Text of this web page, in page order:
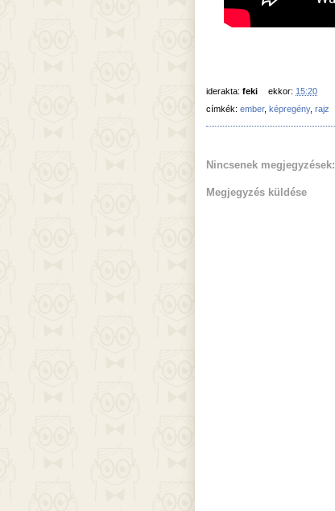
iderakta: feki ekkor: 15:20
címkék: ember, képregény, rajz
Nincsenek megjegyzések:
Megjegyzés küldése